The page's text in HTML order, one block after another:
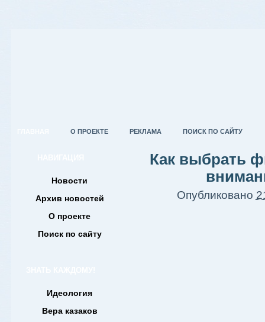
О ПРОЕКТЕ РЕКЛАМА ПОИСК ПО САЙТУ
Новости
Архив новостей
О проекте
Поиск по сайту
Идеология
Вера казаков
Как выбрать
Опубликовано